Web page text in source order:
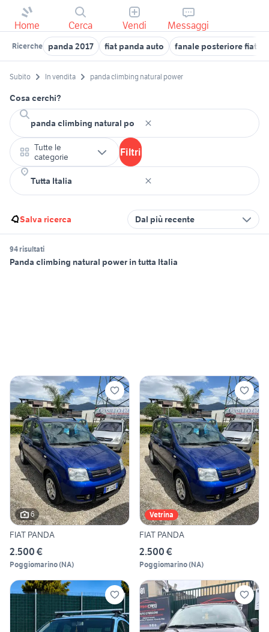
Home Cerca Vendi Messaggi
Ricerche panda 2017 fiat panda auto fanale posteriore fiat
Subito In vendita panda climbing natural power
Cosa cerchi?
Tutte le
categorie
Filtri
Salva ricerca Dal più recente
94 risultati
Panda climbing natural power in tutta Italia
6
FIAT PANDA
2.500 €
Poggiomarino(NA)
Vetrina
FIAT PANDA
2.500 €
Poggiomarino(NA)